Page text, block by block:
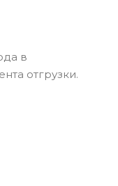
в
отгрузки.